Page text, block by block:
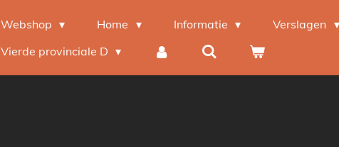
Webshop Home Informatie Verslagen
Vierde provinciale D